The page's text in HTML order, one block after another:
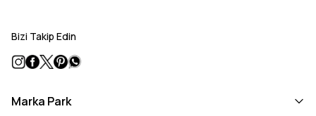
Bizi Takip Edin
Marka Park